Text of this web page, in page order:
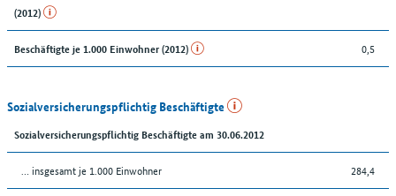
(2012)
Beschäftigte je 1.000 Einwohner (2012) 0,5
Sozialversicherungspflichtig Beschäftigte
Sozialversicherungspflichtig Beschäftigte am 30.06.2012
… insgesamt je 1.000 Einwohner 284,4